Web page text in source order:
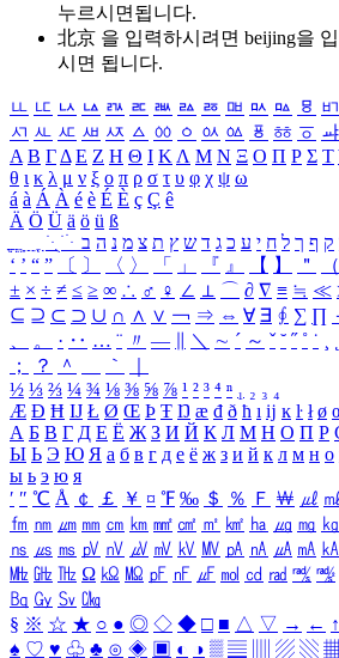
누르시면됩니다.
北京 을 입력하시려면 beijing을
시면 됩니다.
ㅥ ㅦ ㅧ ㅨ ㅩ ㅪ ㅫ ㅬ ㅭ ㅮ ㅯ ㅰ ㅱ ㅲ
ㅺ ㅻ ㅼ ㅽ ㅾ ㅿ ㆀ ㆁ ㆂ ㆃ ㆄ ㆅ ㆆ ㆇ
Α Β ΓΔ Ε Ζ Η Θ Ι ΚΛ Μ Ν Ξ Ο Π Ρ Σ Τ
θ ι κ λ μ ν ξ ο π ρ σ τ υ φ χ ψ ω
á à Á À é è É È ç Ç ê
Ä Ö Ü ä ö ü ß
ִֶֹ ֻּ ׁׂ ק ף ך ל ח י ע כ ג ד ש ץ ת צ מ נ ה ב
‘ ’ “ ” 〔 〕 〈 〉 「 」 『 』 【 】 ＂ （
± × ÷ ≠ ≤ ≥ ∞ ∴ ♂ ♀ ∠ ⊥ ⌒ ∂ ∇ ≡ ≒ ≪
⊆ ⊇ ⊂ ⊃ ∪ ∩ ∧ ∨ ￢ ⇒ ⇔ ∀ ∃ ∮ ∑ ∏
、
。 · ‥ … ¨ 〃 ― ＼ ∼ ´ ～ ˇ ˘ ˝ ˚ ˙ ¸
；
？ ＾ ｀
½ ⅓ ⅔ ¼ ¾ ⅛ ⅜ ⅝ ⅞ ¹ ² ³ ⁴ ⁿ ₁ ₂ ₃ ₄
Æ Ð Ħ Ĳ Ł Ø Œ Þ Ŧ Ŋ æ đ ð ħ ı ĳ ĸ ŀ ł ø
А Б В Г Д Е Ё Ж З И Й К Л М Н О П Р
Ы Ь Э Ю Я а б в г д е ё ж з и й к л м н о
ы ь э ю я
′ ″ ℃ Å ￠ ￡ ￥ ¤ ℉ ‰ ＄ ％ Ｆ ￦ ㎕
㎙ ㎚ ㎛ ㎜ ㎝ ㎞ ㎟ ㎠ ㎡ ㎢ ㏊ ㎍ ㎎ ㎏
㎱ ㎲ ㎳ ㎴ ㎵ ㎶ ㎷ ㎸ ㎹ ㎀ ㎁ ㎂ ㎃ ㎄
㎒ ㎓ ㎔ Ω ㏀ ㏁ ㎊ ㎋ ㎌ ㏖ ㏅ ㎭ ㎮ ㎯
㏃ ㏉ ㏜ ㏆
§ ※ ☆ ★ ○ ● ◎ ◇ ◆ □ ■ △ ▽ → ← ↑
♠ ♡ ♥ ♧ ♣ ⊙ ◈ ▣ ◐ ◑ ▒ ▤ ▨ ▧